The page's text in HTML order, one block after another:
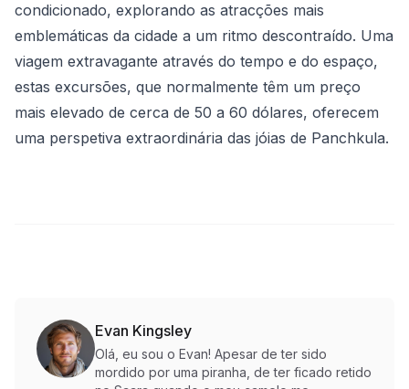
condicionado, explorando as atracções mais
emblemáticas da cidade a um ritmo descontraído. Uma
viagem extravagante através do tempo e do espaço,
estas excursões, que normalmente têm um preço
mais elevado de cerca de 50 a 60 dólares, oferecem
uma perspetiva extraordinária das jóias de Panchkula.
Evan Kingsley
Olá, eu sou o Evan! Apesar de ter sido
mordido por uma piranha, de ter ficado retido